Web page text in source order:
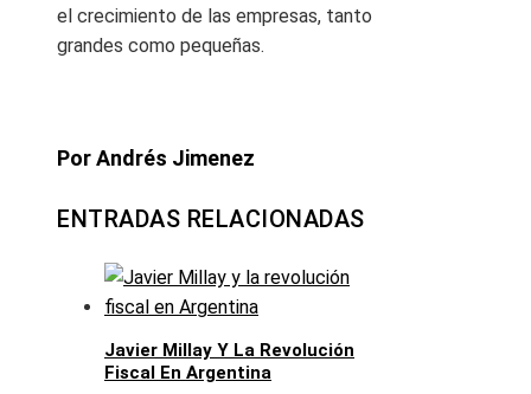
el crecimiento de las empresas, tanto
grandes como pequeñas.
Por Andrés Jimenez
ENTRADAS RELACIONADAS
Javier Millay Y La Revolución
Fiscal En Argentina